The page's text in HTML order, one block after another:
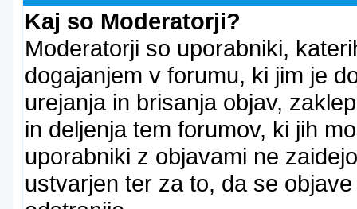
Kaj so Moderatorji?
Moderatorji so uporabniki,
dogajanjem v forumu, ki jim je
urejanja in brisanja objav,
in deljenja tem forumov, ki jih
uporabniki z objavami ne
ustvarjen ter za to, da se